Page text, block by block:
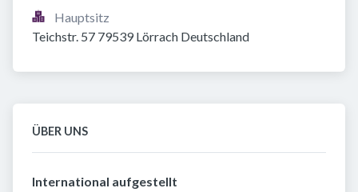
Hauptsitz
Teichstr. 57 79539 Lörrach Deutschland
ÜBER UNS
International aufgestellt